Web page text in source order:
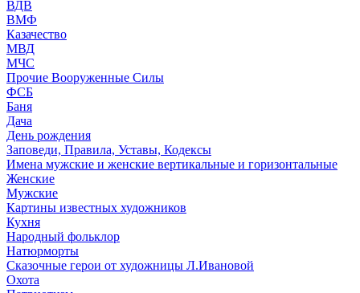
ВДВ
ВМФ
Казачество
МВД
МЧС
Прочие Вооруженные Силы
ФСБ
Баня
Дача
День рождения
Заповеди, Правила, Уставы, Кодексы
Имена мужские и женские вертикальные и горизонтальные
Женские
Мужские
Картины известных художников
Кухня
Народный фольклор
Натюрморты
Сказочные герои от художницы Л.Ивановой
Охота